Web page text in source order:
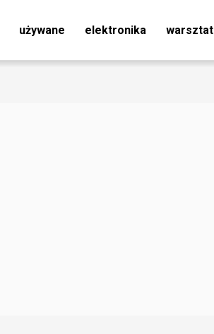
używane elektronika warsztat